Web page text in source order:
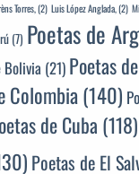
Torres,(2) Luis López Anglada,(2)
(7) Poetas de
Bolivia(21) Poetas
Colombia(140)
de Cuba (118)
Poetas de El